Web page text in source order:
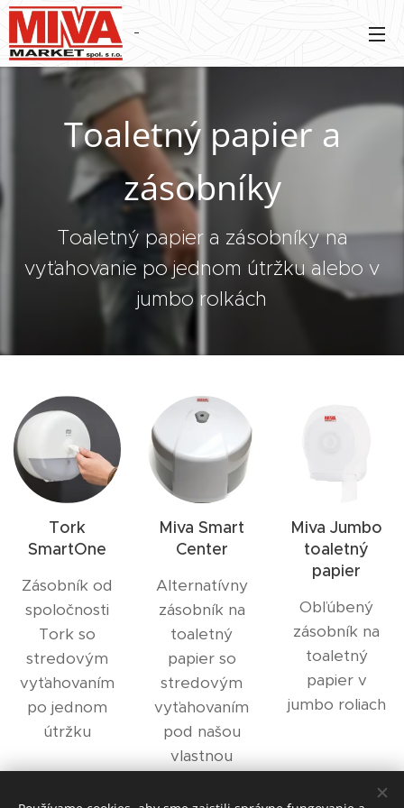
Toaletný papier a
zásobníky
Toaletný papier a zásobníky na
vyťahovanie po jednom útržku alebo v
jumbo rolkách
Tork
SmartOne
Zásobník od
spoločnosti
Tork so
stredovým
vyťahovaním
po jednom
útržku
Miva Smart
Center
Alternatívny
zásobník na
toaletný
papier so
stredovým
vyťahovaním
pod našou
vlastnou
Miva Jumbo
toaletný
papier
Obľúbený
zásobník na
toaletný
papier v
jumbo roliach